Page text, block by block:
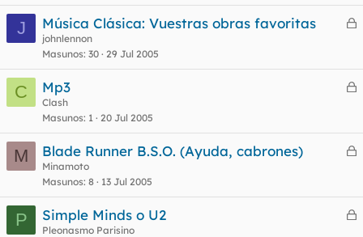
r
a
J
C
r
a
Música Clásica: Vuestras obras favoritas
johnlennon
Masunos 30 29 Jul 2005
C
C
r
a
Mp3
Clash
Masunos 1 20 Jul 2005
M
C
r
a
Blade Runner B.S.O. (Ayuda, cabrones)
Minamoto
Masunos 8 13 Jul 2005
P
C
Simple Minds o U2
Pleonasmo Parisino